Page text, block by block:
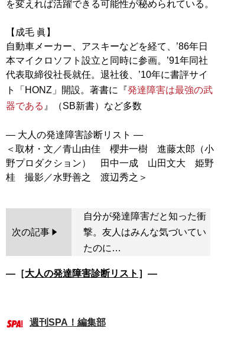
を変えれば活躍できる可能性が秘められている。
【成毛 眞】
自動車メーカー、アスキーなどを経て、’86年日
本マイクロソフト設立と同時に参画。’91年同社
代表取締役社長就任。退社後、’10年に書評サイ
ト「HONZ」開設。著書に『発達障害は最強の武
器である 』（SB新書）など多数
― 大人の発達障害診断リスト ―
＜取材・文／青山由佳 櫻井一樹 進藤太郎（小
野プロダクション） 田中一成 山田文大 姫野
次の記事
自分が発達障害だと知った衝
撃。友人はみんな気づいてい
たのに…
―［大人の発達障害診断リスト ］―
週刊SPA！編集部